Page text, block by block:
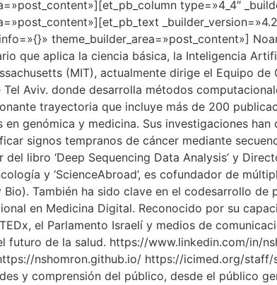
type=»4_4″
theme_builder_area=»post_content»]
que aplica la ciencia básica, la Inteligencia
(MIT), actualmente dirige el Equipo
Aviv. donde desarrolla métodos
trayectoria que incluye más de 200
genómica y medicina. Sus investigaciones
signos tempranos de cáncer mediante
libro ‘Deep Sequencing Data Analysis’ y
y ‘ScienceAbroad’, es cofundador de
También ha sido clave en el codesarrollo
en Medicina Digital. Reconocido por su
el Parlamento Israelí y medios de
futuro de la salud. https://www.linkedin.com/in/
nshomron.github.io/ https://icimed.org/staff/
y comprensión del público, desde el público